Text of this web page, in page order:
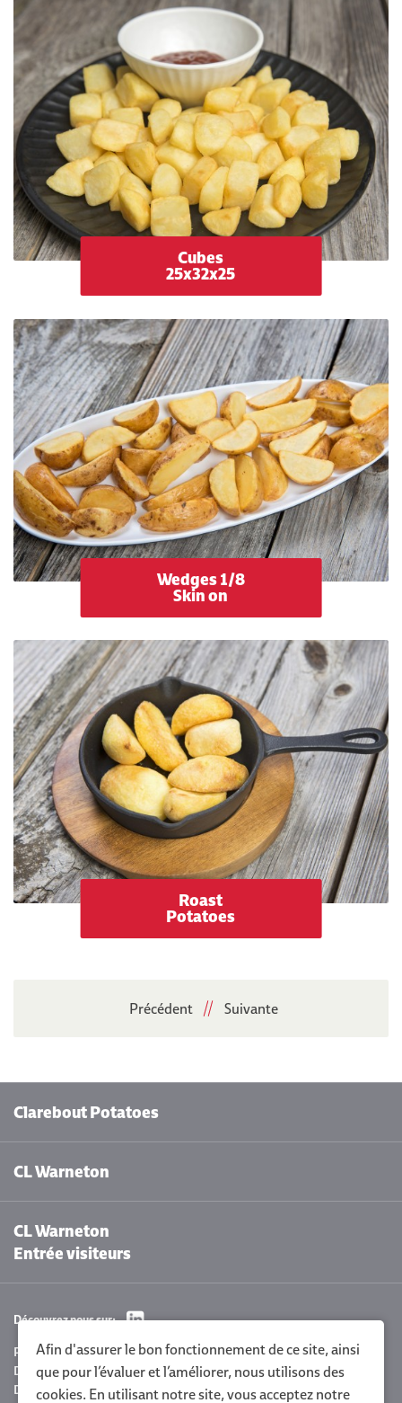
Cubes
25x32x25
Wedges 1/8
Skin on
Roast
Potatoes
Précédent Suivante
Clarebout Potatoes
CL Warneton
CL Warneton
Entrée visiteurs
Découvrez nous sur:
Paramètres des cookies
Déclaration de confidentialité Clarebout
Déclaration de la politique
Afin d'assurer le bon fonctionnement de ce site, ainsi
que pour l’évaluer et l’améliorer, nous utilisons des
cookies. En utilisant notre site, vous acceptez notre